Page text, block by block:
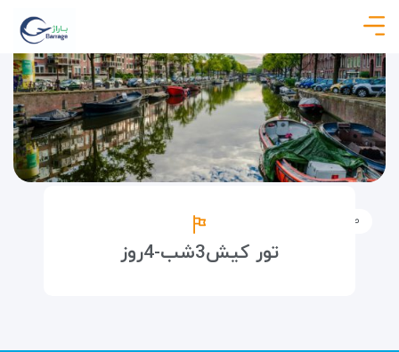
صفحه نخست تورهای داخلی
تور کیش3شب-4روز